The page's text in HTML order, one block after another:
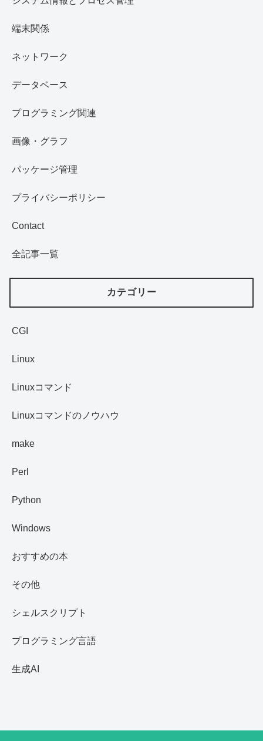
端末関係
ネットワーク
データベース
プログラミング関連
画像・グラフ
パッケージ管理
プライバシーポリシー
Contact
全記事一覧
カテゴリー
CGI
Linux
Linuxコマンド
Linuxコマンドのノウハウ
make
Perl
Python
Windows
おすすめの本
その他
シェルスクリプト
プログラミング言語
生成AI